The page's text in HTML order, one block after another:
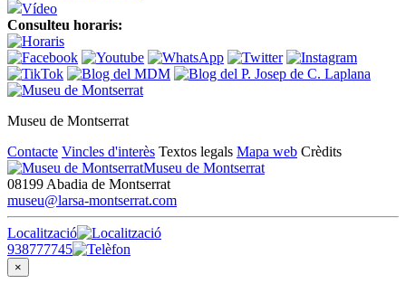
Vídeo
Consulteu horaris:
Museu de Montserrat
Contacte Vincles d'interès Textos legals Mapa web Crèdits
Museu de Montserrat
08199 Abadia de Montserrat
museu@larsa-montserrat.com
Localització
938777745
×